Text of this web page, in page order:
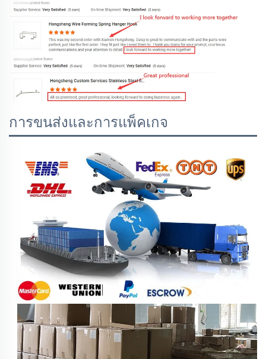
การขนส่งและการแพ็คเกจ